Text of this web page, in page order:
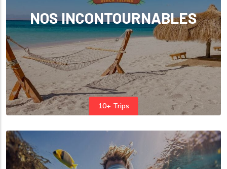
10+ Trips
NOS INCONTOURNABLES